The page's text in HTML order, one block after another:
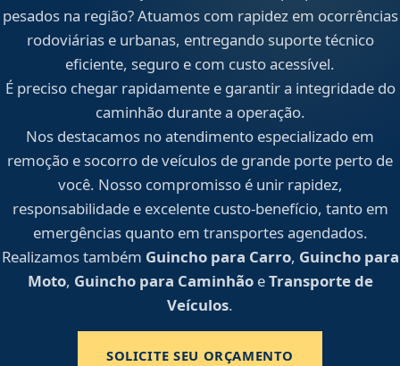
pesados na região? Atuamos com rapidez em ocorrências
rodoviárias e urbanas, entregando suporte técnico
eficiente, seguro e com custo acessível.
É preciso chegar rapidamente e garantir a integridade do
caminhão durante a operação.
Nos destacamos no atendimento especializado em
remoção e socorro de veículos de grande porte perto de
você. Nosso compromisso é unir rapidez,
responsabilidade e excelente custo-benefício, tanto em
emergências quanto em transportes agendados.
Realizamos também Guincho para Carro, Guincho para
Moto, Guincho para CaminhãoeTransporte de
Veículos.
SOLICITE SEU ORÇAMENTO